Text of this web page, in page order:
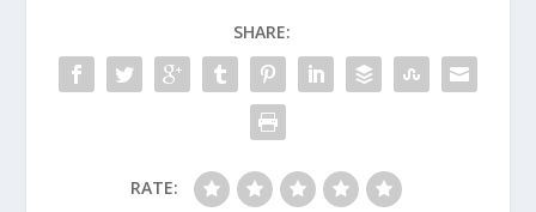
SHARE:
RATE: